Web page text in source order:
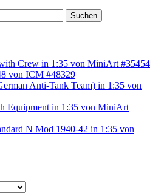
Suchen
Crew in 1:35 von MiniArt #35454
von ICM #48329
Anti-Tank Team) in 1:35 von
Equipment in 1:35 von MiniArt
N Mod 1940-42 in 1:35 von